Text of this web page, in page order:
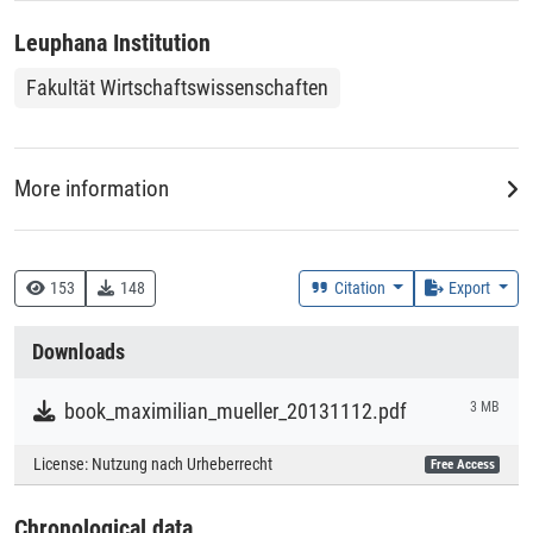
153 148 Citation Export
Downloads
book_maximilian_mueller_20131112.pdf 3 MB
License: Nutzung nach Urheberrecht Free Access
Zusammenschluss eine überdurchschnittliche Performance
gegenüber ihren jeweiligen Branchenunternehmen und
können durch Akquisition und trotz Rezession im
Leuphana Institution
Fakultät Wirtschaftswissenschaften
More information
330 :: Wirtschaft
Creation Context
Collections
Literaturpublikationen